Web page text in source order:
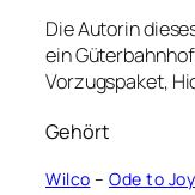
Die Autorin
ein
Vorzugspaket,
Gehört
Wilco – Ode to Joy